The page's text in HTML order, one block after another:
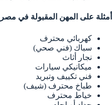
أمثلة على المهن المقبولة في
كهربائي محترف
سباك (فني صحي)
نجار أثاث
ميكانيكي سيارات
فني تكييف وتبريد
طباخ محترف (شيف)
خياط محترف